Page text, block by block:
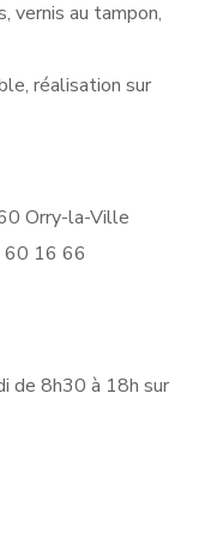
vernis au tampon,
réalisation sur
Orry-la-Ville
16 66
de 8h30 à 18h sur